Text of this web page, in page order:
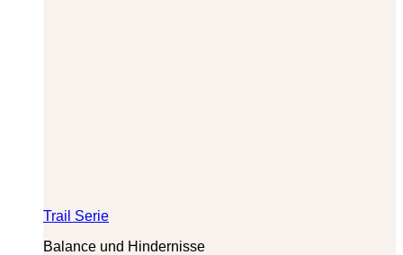
Trail Serie
Balance und Hindernisse